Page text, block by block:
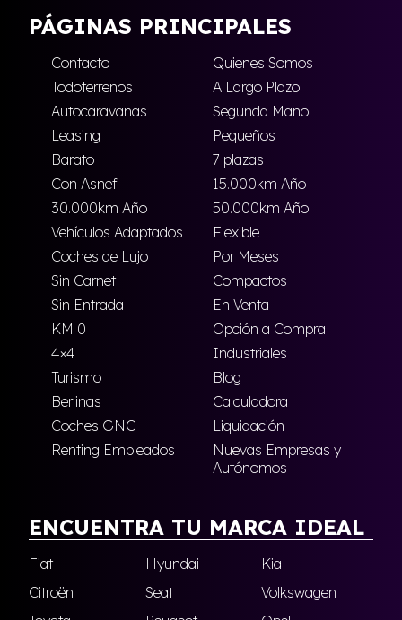
PÁGINAS PRINCIPALES
Contacto
Quienes Somos
Todoterrenos
A Largo Plazo
Autocaravanas
Segunda Mano
Leasing
Pequeños
Barato
7 plazas
Con Asnef
15.000km Año
30.000km Año
50.000km Año
Vehículos Adaptados
Flexible
Coches de Lujo
Por Meses
Sin Carnet
Compactos
Sin Entrada
En Venta
KM 0
Opción a Compra
4×4
Industriales
Turismo
Blog
Berlinas
Calculadora
Coches GNC
Liquidación
Renting Empleados
Nuevas Empresas y
Autónomos
ENCUENTRA TU MARCA IDEAL
Fiat Hyundai
Kia
Citroën
Seat
Volkswagen